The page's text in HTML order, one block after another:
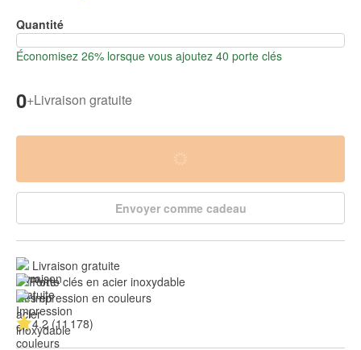
Quantité
Économisez 26% lorsque vous ajoutez 40 porte clés
0+Livraison gratuite
Envoyer comme cadeau
Livraison gratuite
Porte clés en acier inoxydable
Impression en couleurs
4.2 (11 178)